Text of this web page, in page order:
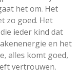
het om. Het
zo goed. Het
ieder kind dat
en het
alles komt goed,
vertrouwen.